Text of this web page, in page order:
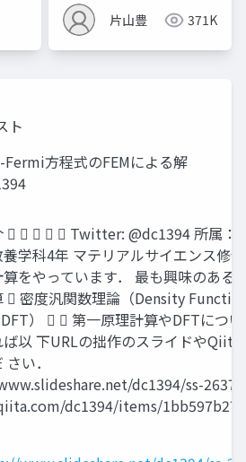
片山豊 371K
ト
方程式のFEMによる解
     Twitter: @dc1394 所属：
学科4年 マテリアルサイエンス修
をやっています． 最も興味のある
 密度汎関数理論（Density
）   第一原理計算やDFTにつ
以 下URLの拙作のスライドやQiita
い．
dc1394/ss-
dc1394/items/